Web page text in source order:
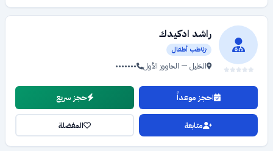
راشد ادكيدك
طب أطفال
الخليل — الحاووز الأول •••••••
احجز موعداً حجز سريع
متابعة المفضلة